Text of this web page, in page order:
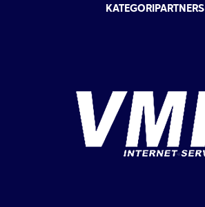
KATEGORIPARTNERS